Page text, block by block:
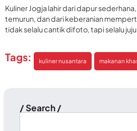
Kuliner Jogja lahir dari dapur
temurun, dan dari keberanian
tidak selalu cantik difoto, tapi selalu
Tags: kuliner nusantara makanan
/ Search /